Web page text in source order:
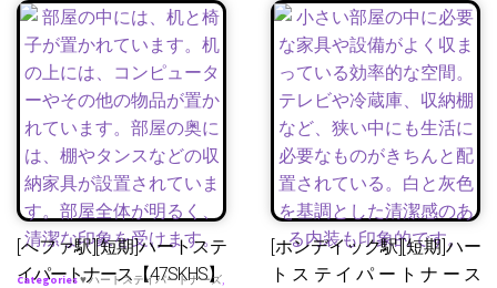
[へファ駅][短期]ハートステ
イパートナース【47SKHS】
Categories♥ ハートステイパートナーズ,
[ホンデイック駅][短期]ハー
トステイパートナース